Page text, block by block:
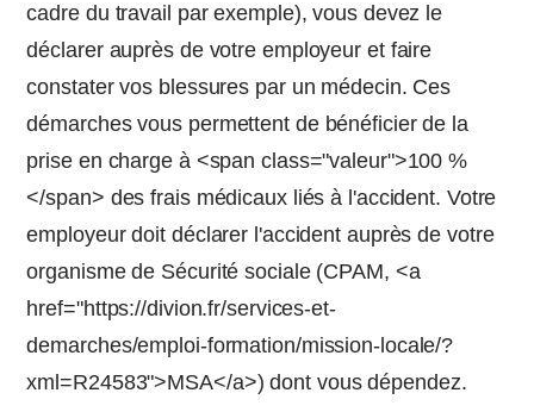
cadre du travail par exemple), vous devez le
déclarer auprès de votre employeur et faire
constater vos blessures par un médecin. Ces
démarches vous permettent de bénéficier de la
prise en charge à <span class="valeur">100 %
</span> des frais médicaux liés à l'accident. Votre
employeur doit déclarer l'accident auprès de votre
organisme de Sécurité sociale (CPAM, <a
href="https://divion.fr/services-et-
demarches/emploi-formation/mission-locale/?
xml=R24583">MSA</a>) dont vous dépendez.